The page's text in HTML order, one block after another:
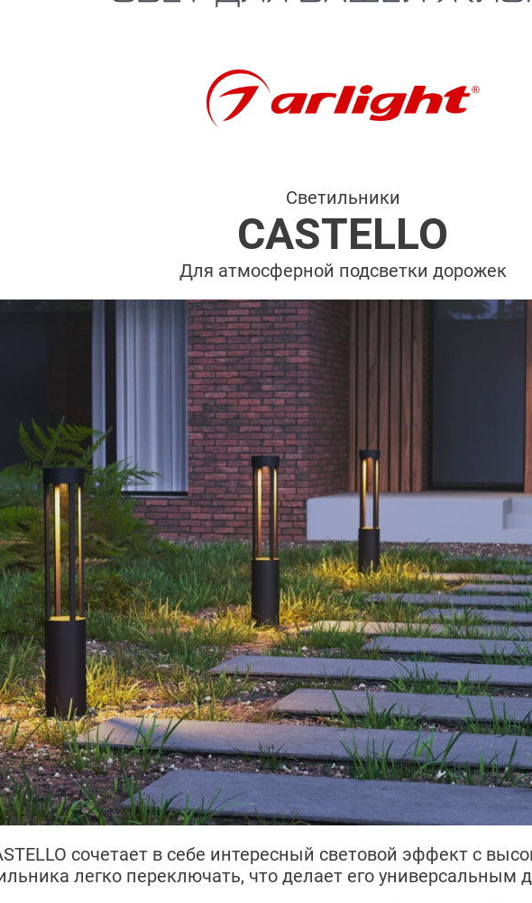
Светильники
CASTELLO
Для атмосферной подсветки дорожек
сочетает в себе интересный световой эффект с
легко переключать, что делает его универсальным